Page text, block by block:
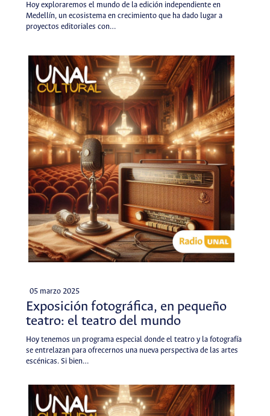
Hoy exploraremos el mundo de la edición independiente en
Medellín, un ecosistema en crecimiento que ha dado lugar a
proyectos editoriales con…
05 marzo 2025
Exposición fotográfica, en pequeño
teatro: el teatro del mundo
Hoy tenemos un programa especial donde el teatro y la fotografía
se entrelazan para ofrecernos una nueva perspectiva de las artes
escénicas. Si bien…